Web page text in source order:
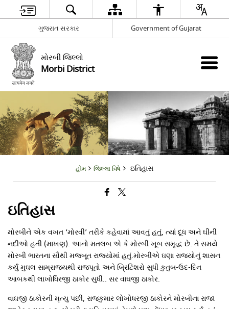
ગુજરાત સરકાર Government of Gujarat
મોરબી જિલ્લો
Morbi District
હોમ જિલ્લા વિષે ઇતિહાસ
ઇતિહાસ
મોરબીને એક વખત ‘મોરવી’ તરીકે કહેવામાં આવતું હતું, ત્યાં દૂધ અને ઘીની
નદીઓ હતી (માખણ). આનો મતલબ એ કે મોરબી ખૂબ સમૃદ્ધ છે. તે સમયે
મોરબી ભારતના સૌથી મજબૂત રાજ્યોમાં હતું.મોરબીએ ઘણા રાજ્યોનું શાસન
કર્યું મુઘલ સામ્રાજ્યથી રાજપૂતો અને બ્રિટિશરો સુધી કુતુબ-ઉદ-દિન
આબકથી લાખોધિરજી ઠાકોર સુધી.. સર વાઘજી ઠાકોર.
વાઘજી ઠાકોરની મૃત્યુ પછી, રાજકુમાર લોખોધરજી ઠાકોરને મોરબીના રાજા